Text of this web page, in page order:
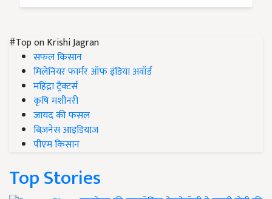
#Top on Krishi Jagran
सफल किसान
मिलेनियर फार्मर ऑफ इंडिया अवॉर्ड
महिंद्रा ट्रैक्टर्स
कृषि मशीनरी
जायद की फसल
बिज़नेस आइडियाज
पीएम किसान
Top Stories